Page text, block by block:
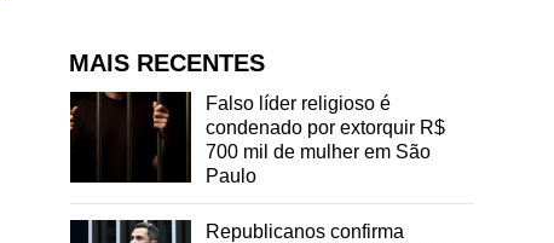
MAIS RECENTES
Falso líder religioso é
condenado por extorquir R$
700 mil de mulher em São
Paulo
Republicanos confirma